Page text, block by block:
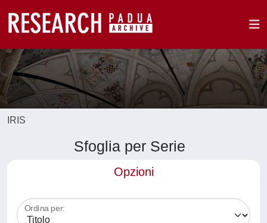
IRIS
Sfoglia per Serie
Opzioni
Ordina per: